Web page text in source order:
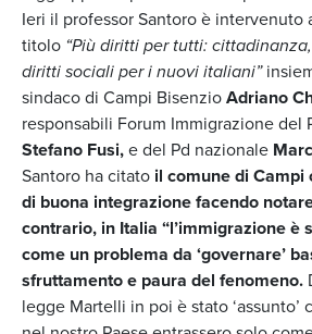
Ieri il professor Santoro è intervenuto
titolo “Più diritti per tutti:
diritti sociali per i nuovi italiani”
sindaco di Campi BisenzioAdriano
responsabili Forum Immigrazione del
Stefano Fusi,e del Pd nazionale
Santoro ha citato il comune di Campi
di buona integrazione facendo
contrario, in Italia “l’immigrazione è
come un problema da ‘governare’
sfruttamento e paura del fenomeno.
legge Martelli in poi è stato ‘assunto’